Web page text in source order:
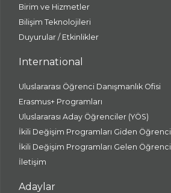
Birim ve Hizmetler
Bilişim Teknolojileri
Duyurular / Etkinlikler
International
Uluslararası Öğrenci Danışmanlık Ofisi
Erasmus+ Programları
Uluslararası Aday Öğrenciler (YÖS)
İkili Değişim Programları Giden Öğrenci
İkili Değişim Programları Gelen Öğrenci
İletişim
Adaylar